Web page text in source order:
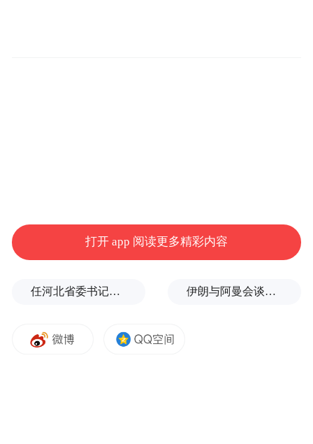
天，期间进行2次核酸检测；将国内中高风险
地区所在市、直辖市县区作为重点关注地
（总台记者 李承泽）
打开 app 阅读更多精彩内容
任河北省委书记后，罗文首次调研 伊朗与阿曼会谈最新细节曝光